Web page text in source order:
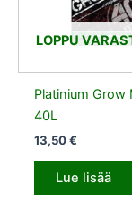
LOPPU
Platinium Grow
40L
13,50€
Lue lisää